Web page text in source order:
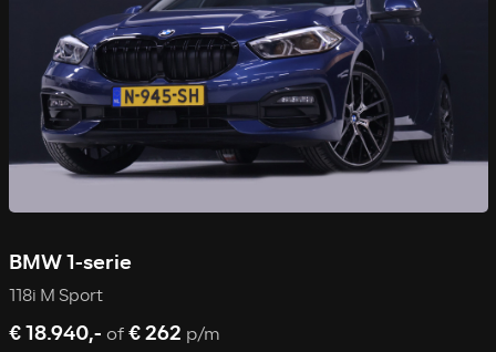
BMW 1-serie
118i M Sport
€ 18.940,- of€ 262 p/m